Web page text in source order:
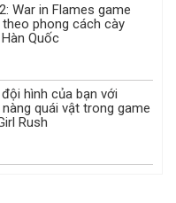
War in Flames game
theo phong cách cày
Quốc
hình của bạn với
quái vật trong game
Rush